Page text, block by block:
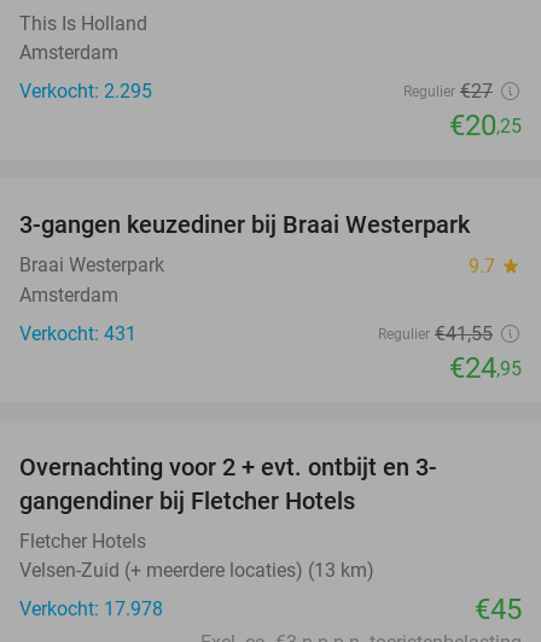
This Is Holland
Amsterdam
Verkocht: 2.295
Regulier €27
€20,25
40%
3-gangen keuzediner bij Braai Westerpark
Braai Westerpark 9.7 star
Amsterdam
Verkocht: 431
Regulier €41,55
€24,95
Overnachting voor 2 + evt. ontbijt en 3-
gangendiner bij Fletcher Hotels
Fletcher Hotels
Velsen-Zuid (+ meerdere locaties) (13 km)
Verkocht: 17.978
€45